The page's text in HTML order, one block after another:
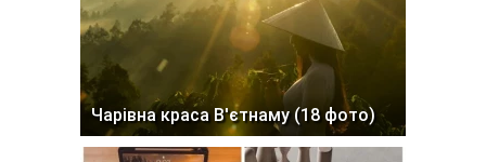
Чарівна краса В'єтнаму (18 фото)